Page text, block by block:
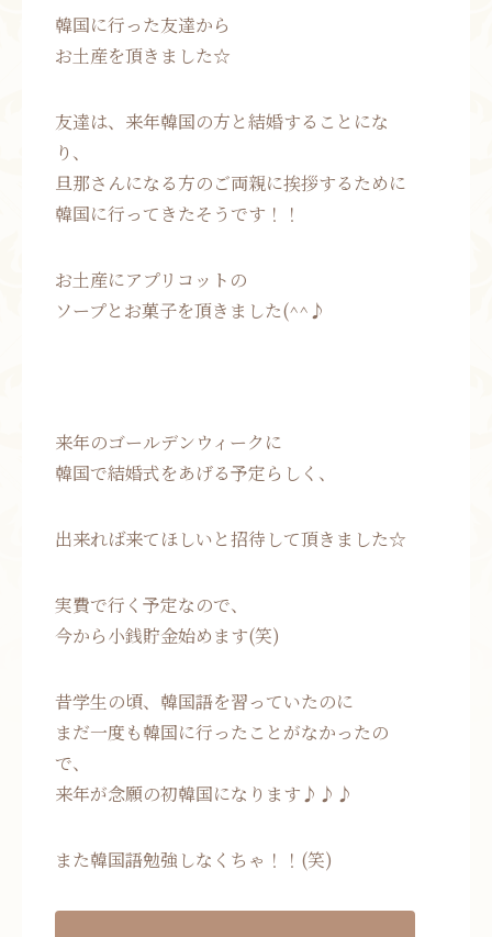
韓国に行った友達から
お土産を頂きました☆
友達は、来年韓国の方と結婚することにな
り、
旦那さんになる方のご両親に挨拶するために
韓国に行ってきたそうです！！
お土産にアプリコットの
ソープとお菓子を頂きました(^^♪
来年のゴールデンウィークに
韓国で結婚式をあげる予定らしく、
出来れば来てほしいと招待して頂きました☆
実費で行く予定なので、
今から小銭貯金始めます(笑)
昔学生の頃、韓国語を習っていたのに
まだ一度も韓国に行ったことがなかったの
で、
来年が念願の初韓国になります♪♪♪
また韓国語勉強しなくちゃ！！(笑)